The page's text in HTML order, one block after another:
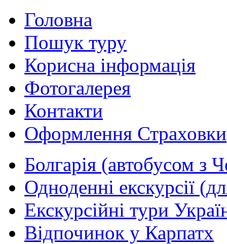
Головна
Пошук туру
Корисна інформація
Фотогалерея
Контакти
Оформлення Страховки
Болгарія (автобусом з
Одноденні екскурсії
Екскурсійні тури
Відпочинок у Карпатх